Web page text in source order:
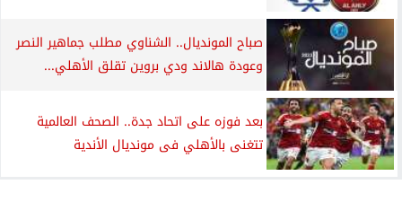
صباح المونديال.. الشناوي مطلب جماهير النصر
وعودة هالاند ودي بروين تقلق الأهلي...
بعد فوزه على اتحاد جدة.. الصحف العالمية
تتغنى بالأهلي فى مونديال الأندية